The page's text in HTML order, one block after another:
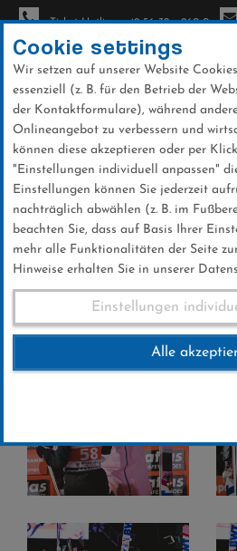
Direkt
zum
Inhalt
Ticket-Hotline: +49 56 32 - 960-0
Galerien
Weltcup So.
Cookie settings
Wir setzen auf unserer Website
essenziell (z. B. für den Betrieb der
der Kontaktformulare), während
Onlineangebot zu verbessern und
können diese akzeptieren oder per
"Einstellungen individuell anpassen"
Einstellungen können Sie jederzeit
nachträglich abwählen (z. B. im
beachten Sie, dass auf Basis Ihrer
mehr alle Funktionalitäten der Seite
Hinweise erhalten Sie in unserer
Einstellungen
Alle